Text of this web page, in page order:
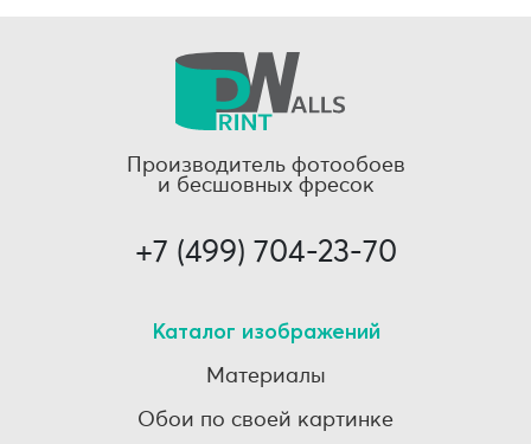
Производитель фотообоев
и бесшовных фресок
+7 (499) 704-23-70
Каталог изображений
Материалы
Обои по своей картинке